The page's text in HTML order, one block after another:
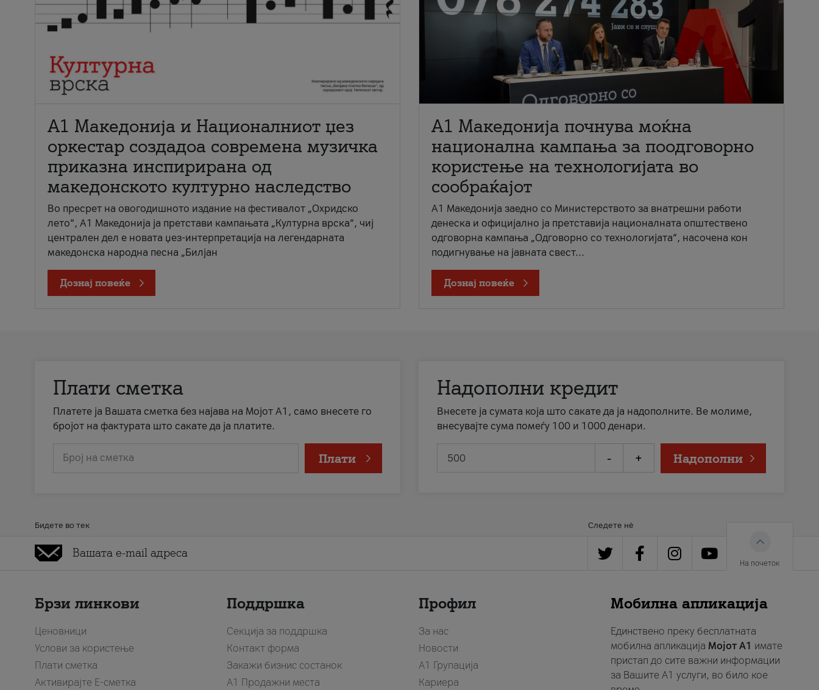
А1 Македонија и Националниот џез
оркестар создадоа современа музичка
приказна инспирирана од
македонското културно наследство
Во пресрет на овогодишното издание на фестивалот „Охридско
лето“, А1 Македонија ја претстави кампањата „Културна врска“, чиј
централен дел е новата џез-интерпретација на легендарната
македонска народна песна „Билјан
Дознај повеќе
A1 Македонија почнува моќна
национална кампања за поодговорно
користење на технологијата во
сообраќајот
A1 Македонија заедно со Министерството за внатрешни работи
денеска и официјално ја претставија националната општествено
одговорна кампања „Одговорно со технологијата“, насочена кон
подигнување на јавната свест...
Дознај повеќе
Плати сметка
Платете ја Вашата сметка без најава на Мојот А1, само внесете го
бројот на фактурата што сакате да ја платите.
Број на сметка Плати
Надополни кредит
Внесете ја сумата која што сакате да ја надополните. Ве молиме,
внесувајте сума помеѓу 100 и 1000 денари.
- + Надополни
Бидете во тек Следете нè
На почеток
Брзи линкови
Ценовници
Услови за користење
Плати сметка
Активирајте Е-сметка
Поддршка
Секција за поддршка
Контакт форма
Закажи бизнис состанок
A1 Продажни места
Профил
За нас
Новости
А1 Групација
Кариера
Мобилна апликација
Единствено преку бесплатната
мобилна апликација Мојот A1 имате
пристап до сите важни информации
за Вашите A1 услуги, во било кое